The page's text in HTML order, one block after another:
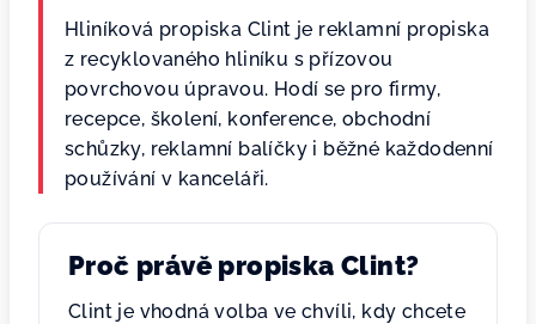
Hliníková propiska Clint je reklamní propiska
z recyklovaného hliníku s přízovou
povrchovou úpravou. Hodí se pro firmy,
recepce, školení, konference, obchodní
schůzky, reklamní balíčky i běžné každodenní
používání v kanceláři.
Proč právě propiska Clint?
Clint je vhodná volba ve chvíli, kdy chcete